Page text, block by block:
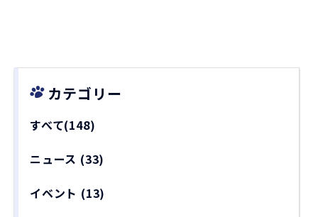
カテゴリー
すべて(148)
ニュース (33)
イベント (13)